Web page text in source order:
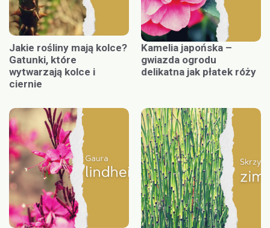
Jakie rośliny mają kolce?
Gatunki, które
wytwarzają kolce i
ciernie
Kamelia japońska –
gwiazda ogrodu
delikatna jak płatek róży